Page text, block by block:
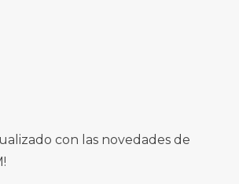
con las novedades de